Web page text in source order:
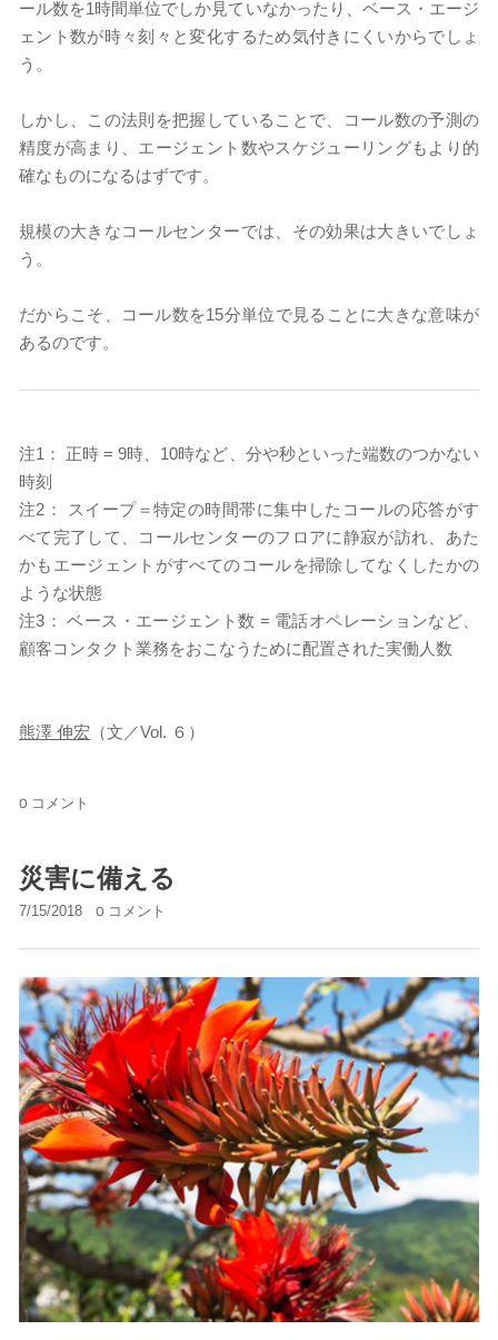
ール数を1時間単位でしか見ていなかったり、ベース・エージ
ェント数が時々刻々と変化するため気付きにくいからでしょ
う。
しかし、この法則を把握していることで、コール数の予測の
精度が高まり、エージェント数やスケジューリングもより的
確なものになるはずです。
規模の大きなコールセンターでは、その効果は大きいでしょ
う。
だからこそ、コール数を15分単位で見ることに大きな意味が
あるのです。​
注1： 正時 = 9時、10時など、分や秒といった端数のつかない
時刻
注2： スイープ＝特定の時間帯に集中したコールの応答がす
べて完了して、コールセンターのフロアに静寂が訪れ、あた
かもエージェントがすべてのコールを掃除してなくしたかの
ような状態
注3： ベース・エージェント数 = 電話オペレーションなど、
顧客コンタクト業務をおこなうために配置された実働人数
熊澤 伸宏 （文／Vol. ６）
0 コメント
災害に備える
7/15/2018 0 コメント